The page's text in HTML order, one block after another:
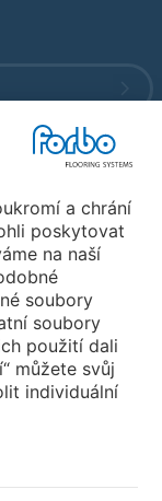
a chrání
poskytovat
na naší
soubory
soubory
použití dali
můžete svůj
individuální